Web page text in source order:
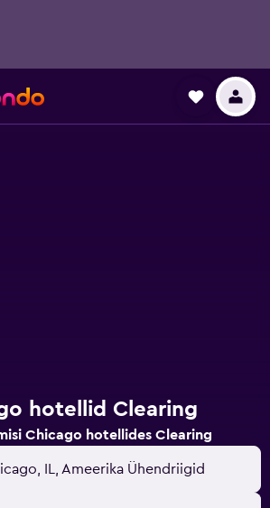
hotellid Clearing
Chicago hotellides Clearing
IL, Ameerika Ühendriigid